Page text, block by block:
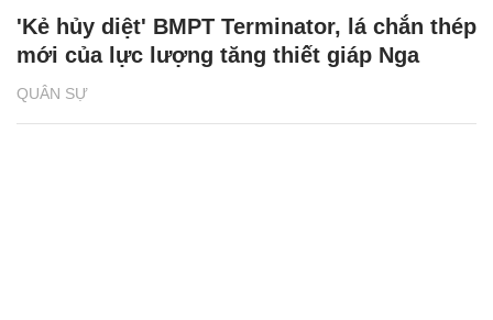
QUÂN SỰ
'Kẻ hủy diệt' BMPT Terminator, lá chắn thép
mới của lực lượng tăng thiết giáp Nga